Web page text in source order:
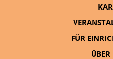
FÜR
ÜBER